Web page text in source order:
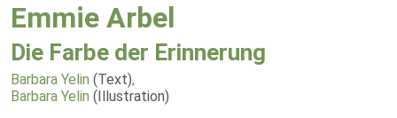
Emmie Arbel
Die Farbe der Erinnerung
Barbara Yelin (Text),
Barbara Yelin (Illustration)